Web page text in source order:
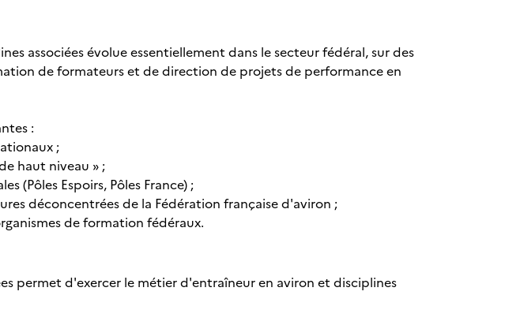
associées évolue essentiellement dans le secteur fédéral, sur des
de formateurs et de direction de projets de performance en
:
;
haut niveau » ;
(Pôles Espoirs, Pôles France) ;
déconcentrées de la Fédération française d'aviron ;
de formation fédéraux.
permet d'exercer le métier d'entraîneur en aviron et disciplines